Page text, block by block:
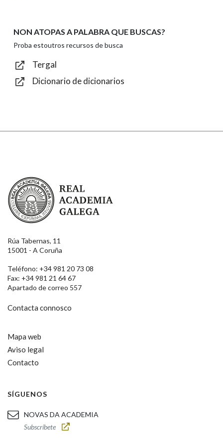
Texto de verificación
NON ATOPAS A PALABRA QUE BUSCAS?
Proba estoutros recursos de busca
Tergal
Dicionario de dicionarios
Real Academia Galega
Rúa Tabernas, 11
15001 - A Coruña
Teléfono: +34 981 20 73 08
Fax: +34 981 21 64 67
Apartado de correo 557
Contacta connosco
Mapa web
Aviso legal
Contacto
SÍGUENOS
NOVAS DA ACADEMIA
Subscríbete